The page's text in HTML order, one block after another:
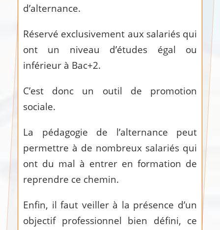
d’alternance.
Réservé exclusivement aux salariés qui
ont un niveau d’études égal ou
inférieur à Bac+2.
C’est donc un outil de promotion
sociale.
La pédagogie de l’alternance peut
permettre à de nombreux salariés qui
ont du mal à entrer en formation de
reprendre ce chemin.
Enfin, il faut veiller à la présence d’un
objectif professionnel bien défini, ce